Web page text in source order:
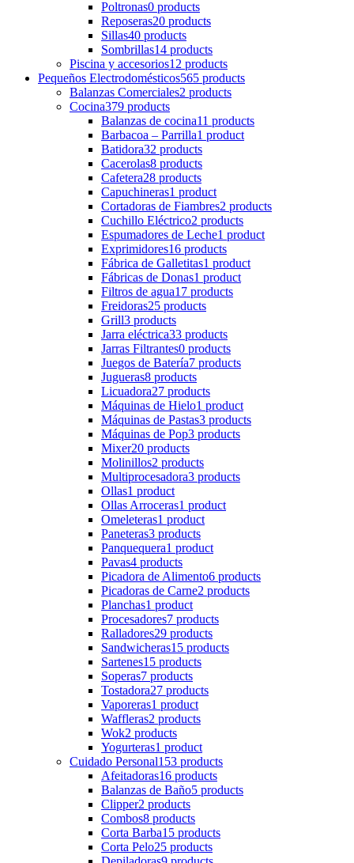
Poltronas0 products
Reposeras20 products
Sillas40 products
Sombrillas14 products
Piscina y accesorios12 products
Pequeños Electrodomésticos565 products
Balanzas Comerciales2 products
Cocina379 products
Balanzas de cocina11 products
Barbacoa – Parrilla1 product
Batidora32 products
Cacerolas8 products
Cafetera28 products
Capuchineras1 product
Cortadoras de Fiambres2 products
Cuchillo Eléctrico2 products
Espumadores de Leche1 product
Exprimidores16 products
Fábrica de Galletitas1 product
Fábricas de Donas1 product
Filtros de agua17 products
Freidoras25 products
Grill3 products
Jarra eléctrica33 products
Jarras Filtrantes0 products
Juegos de Batería7 products
Jugueras8 products
Licuadora27 products
Máquinas de Hielo1 product
Máquinas de Pastas3 products
Máquinas de Pop3 products
Mixer20 products
Molinillos2 products
Multiprocesadora3 products
Ollas1 product
Ollas Arroceras1 product
Omeleteras1 product
Paneteras3 products
Panquequera1 product
Pavas4 products
Picadora de Alimento6 products
Picadoras de Carne2 products
Planchas1 product
Procesadores7 products
Ralladores29 products
Sandwicheras15 products
Sartenes15 products
Soperas7 products
Tostadora27 products
Vaporeras1 product
Waffleras2 products
Wok2 products
Yogurteras1 product
Cuidado Personal153 products
Afeitadoras16 products
Balanzas de Baño5 products
Clipper2 products
Combos8 products
Corta Barba15 products
Corta Pelo25 products